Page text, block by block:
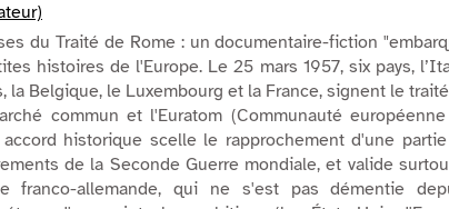
du Traité de Rome : un documentaire-fiction
histoires de l'Europe. Le 25 mars 1957, six pays,
la Belgique, le Luxembourg et la France, signent le
commun et l'Euratom (Communauté
accord historique scelle le rapprochement d'une
de la Seconde Guerre mondiale, et valide
franco-allemande, qui ne s'est pas démentie